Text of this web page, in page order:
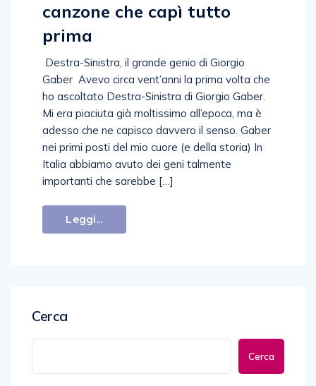
canzone che capì tutto
prima
Destra-Sinistra, il grande genio di Giorgio
Gaber Avevo circa vent’anni la prima volta che
ho ascoltato Destra-Sinistra di Giorgio Gaber.
Mi era piaciuta già moltissimo all’epoca, ma è
adesso che ne capisco davvero il senso. Gaber
nei primi posti del mio cuore (e della storia) In
Italia abbiamo avuto dei geni talmente
importanti che sarebbe […]
Leggi...
Cerca
Cerca